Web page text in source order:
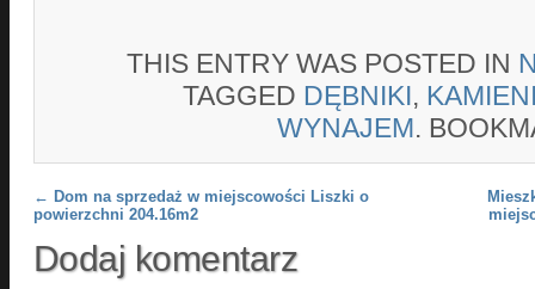
THIS ENTRY WAS POSTED IN
TAGGED DĘBNIKI,
WYNAJEM.
Post navigation
← Dom na sprzedaż w miejscowości Liszki o
powierzchni 204.16m2
Dodaj komentarz